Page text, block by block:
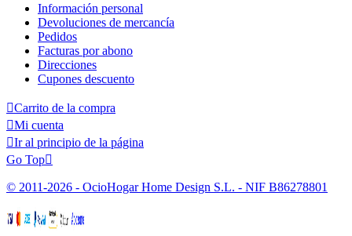
Información personal
Devoluciones de mercancía
Pedidos
Facturas por abono
Direcciones
Cupones descuento
Carrito de la compra
Mi cuenta
Ir al principio de la página
Go Top
© 2011-2026 - OcioHogar Home Design S.L. - NIF B86278801